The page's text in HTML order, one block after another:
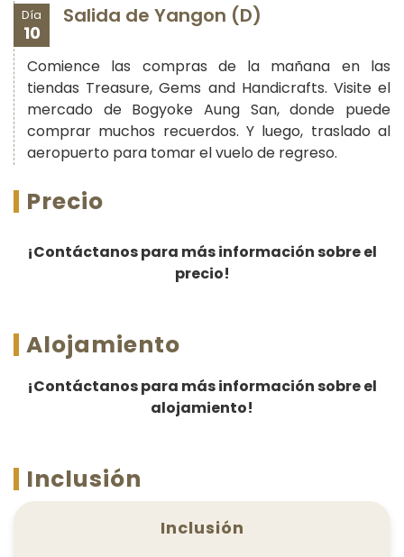
Día
10
Salida de Yangon (D)
Comience las compras de la mañana en las
tiendas Treasure, Gems and Handicrafts. Visite el
mercado de Bogyoke Aung San, donde puede
comprar muchos recuerdos. Y luego, traslado al
aeropuerto para tomar el vuelo de regreso.
Precio
¡Contáctanos para más información sobre el
precio!
Alojamiento
¡Contáctanos para más información sobre el
alojamiento!
Inclusión
Inclusión